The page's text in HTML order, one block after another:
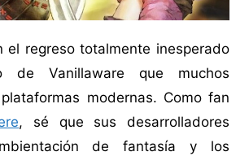
el regreso totalmente inesperado
Vanillaware que muchos
modernas. Como fan
, sé que sus desarrolladores
de fantasía y los